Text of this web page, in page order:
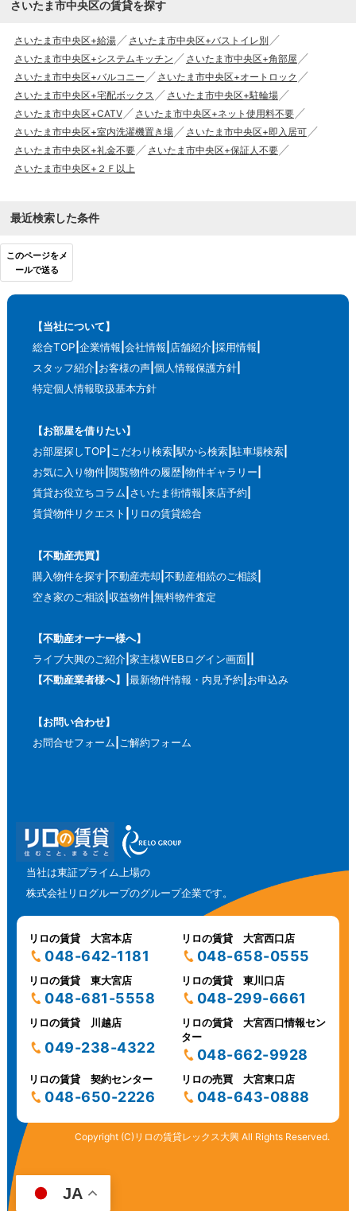
さいたま市中央区の賃貸を探す
さいたま市中央区+給湯
さいたま市中央区+バストイレ別
さいたま市中央区+システムキッチン
さいたま市中央区+角部屋
さいたま市中央区+バルコニー
さいたま市中央区+オートロック
さいたま市中央区+宅配ボックス
さいたま市中央区+駐輪場
さいたま市中央区+CATV
さいたま市中央区+ネット使用料不要
さいたま市中央区+室内洗濯機置き場
さいたま市中央区+即入居可
さいたま市中央区+礼金不要
さいたま市中央区+保証人不要
さいたま市中央区+２Ｆ以上
最近検索した条件
このページをメ
ールで送る
【当社について】
総合TOP 企業情報 会社情報 店舗紹介 採用情報
スタッフ紹介 お客様の声 個人情報保護方針
特定個人情報取扱基本方針
【お部屋を借りたい】
お部屋探しTOP こだわり検索 駅から検索 駐車場検索
お気に入り物件 閲覧物件の履歴 物件ギャラリー
賃貸お役立ちコラム さいたま街情報 来店予約
賃貸物件リクエスト
リロの賃貸総合
【不動産売買】
購入物件を探す 不動産売却 不動産相続のご相談
空き家のご相談 収益物件 無料物件査定
【不動産オーナー様へ】
ライブ大興のご紹介 家主様WEBログイン画面
【不動産業者様へ】
最新物件情報・内見予約 お申込み
【お問い合わせ】
お問合せフォーム ご解約フォーム
当社は東証プライム上場の
株式会社リログループのグループ企業です。
リロの賃貸 大宮本店
048-642-1181
リロの賃貸 大宮西口店
048-658-0555
リロの賃貸 東大宮店
048-681-5558
リロの賃貸 東川口店
048-299-6661
リロの賃貸 川越店
049-238-4322
リロの賃貸 大宮西口情報セン
ター
048-662-9928
リロの賃貸 契約センター
048-650-2226
リロの売買 大宮東口店
048-643-0888
Copyright (C)リロの賃貸レックス大興 All Rights Reserved.
JA